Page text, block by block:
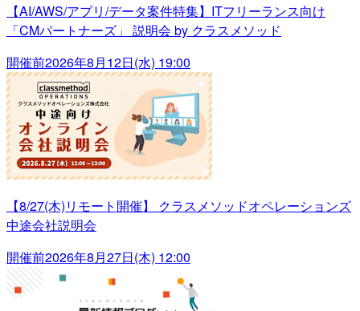
【AI/AWS/アプリ/データ案件特集】ITフリーランス向け
「CMパートナーズ」 説明会 by クラスメソッド
開催前2026年8月12日(水) 19:00
【8/27(木)リモート開催】 クラスメソッドオペレーションズ
中途会社説明会
開催前2026年8月27日(木) 12:00